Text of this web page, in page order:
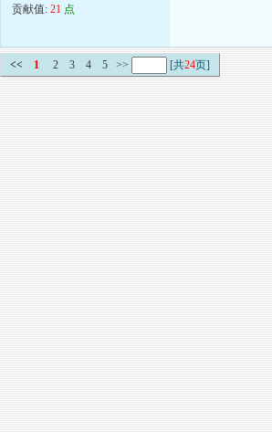
贡献值: 21 点
<< 1 2 3 4 5 >> [共24页]